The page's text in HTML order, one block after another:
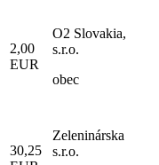
2,00
EUR
O2 Slovakia,
s.r.o.
obec
30,25
Zeleninárska
s.r.o.